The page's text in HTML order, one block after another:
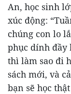
An, học sinh
xúc động:
chúng con lo
phục dính đầy
thì làm sao đi
sách mới, và
bạn sẽ học